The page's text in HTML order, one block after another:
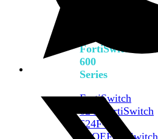
FortiSwitch
600
Series
FortiSwitch
624F
FortiSwitch
624F-
FPOEFortiSwitch